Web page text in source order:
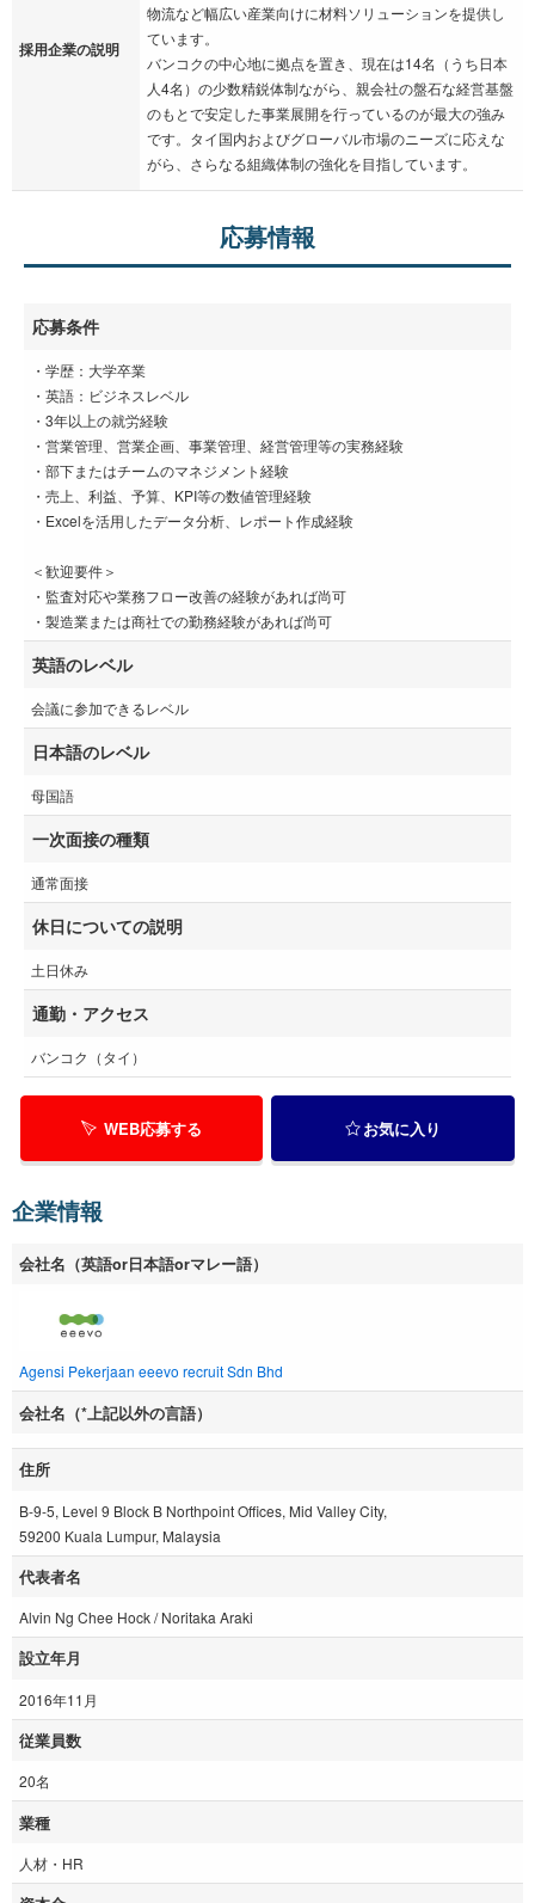
採用企業の説明
物流など幅広い産業向けに材料ソリューションを提供し
ています。
バンコクの中心地に拠点を置き、現在は14名（うち日本
人4名）の少数精鋭体制ながら、親会社の盤石な経営基盤
のもとで安定した事業展開を行っているのが最大の強み
です。タイ国内およびグローバル市場のニーズに応えな
がら、さらなる組織体制の強化を目指しています。
応募情報
応募条件
・学歴：大学卒業
・英語：ビジネスレベル
・3年以上の就労経験
・営業管理、営業企画、事業管理、経営管理等の実務経験
・部下またはチームのマネジメント経験
・売上、利益、予算、KPI等の数値管理経験
・Excelを活用したデータ分析、レポート作成経験
＜歓迎要件＞
・監査対応や業務フロー改善の経験があれば尚可
・製造業または商社での勤務経験があれば尚可
英語のレベル
会議に参加できるレベル
日本語のレベル
母国語
一次面接の種類
通常面接
休日についての説明
土日休み
通勤・アクセス
バンコク（タイ）
WEB応募する お気に入り
企業情報
会社名（英語or日本語orマレー語）
Agensi Pekerjaan eeevo recruit Sdn Bhd
会社名（*上記以外の言語）
住所
B-9-5, Level 9 Block B Northpoint Offices, Mid Valley City,
59200 Kuala Lumpur, Malaysia
代表者名
Alvin Ng Chee Hock / Noritaka Araki
設立年月
2016年11月
従業員数
20名
業種
人材・HR